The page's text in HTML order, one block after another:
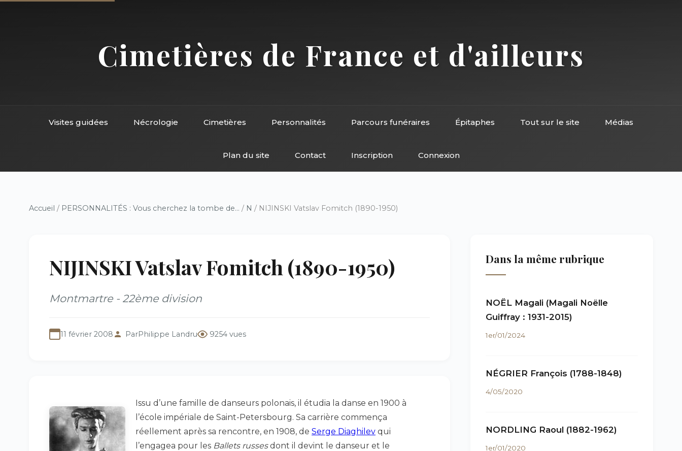
Cimetières de France et d'ailleurs
Visites guidées Nécrologie Cimetières Personnalités Parcours funéraires Épitaphes Tout sur le site Médias
Plan du site Contact Inscription Connexion
Accueil / PERSONNALITÉS : Vous cherchez la tombe de... / N / NIJINSKI Vatslav Fomitch (1890-1950)
NIJINSKI Vatslav Fomitch (1890-1950)
Montmartre - 22ème division
11 février 2008 ParPhilippe Landru 9254 vues
Issu d’une famille de danseurs polonais, il étudia la danse en 1900 à
l’école impériale de Saint-Petersbourg. Sa carrière commença
réellement après sa rencontre, en 1908, de Serge Diaghilev qui
l’engagea pour les Ballets russesdont il devint le danseur et le
Dans la même rubrique
NOËL Magali (Magali Noëlle
Guiffray : 1931-2015)
1er/01/2024
NÉGRIER François (1788-1848)
4/05/2020
NORDLING Raoul (1882-1962)
1er/01/2020